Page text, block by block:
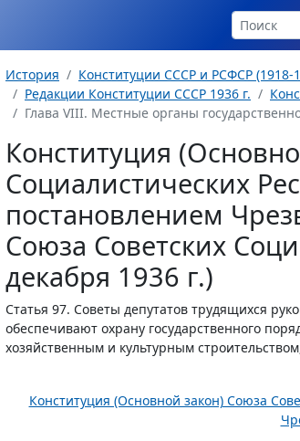
История Конституции СССР и РСФСР (1918-
Редакции Конституции СССР 1936 г.
Глава VIII. Местные органы
Конституция
Социалистических
постановлением
Союза Советских
декабря 1936 г.)
Статья 97. Советы депутатов трудящихся
обеспечивают охрану государственного
хозяйственным и культурным
Конституция (Основной закон) Союза